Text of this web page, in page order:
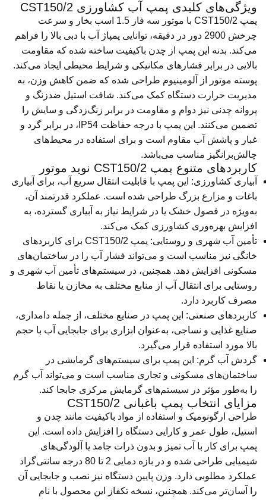
ویژگی‌های کلیدی پمپ آب کشاورزی CST150/2
پمپ CST150/2 با موتور سه فاز 1.5 اسب بخار و سرعت
چرخش 2900 دور در دقیقه، توانایی پمپاژ آب با دبی بالا را فراهم
می‌کند. بدنه این پمپ از چدن باکیفیت ساخته شده که مقاومت
بالایی در برابر فشارهای مکانیکی و شرایط محیطی ایجاد می‌کند.
پوسته موتور از آلومینیوم طراحی شده که ضمن کاهش وزن، به
مدیریت حرارت دستگاه کمک می‌کند. شافت استیل ضدزنگ و
پروانه چدنی نیز دوام و مقاومت در برابر زنگ‌زدگی و سایش را
تضمین می‌کنند. این پمپ با درجه حفاظت IP54، در برابر گرد و
غبار و پاشش آب مقاوم است و برای استفاده در محیط‌های
چالش‌برانگیز مناسب می‌باشد.
کاربردهای متنوع پمپ CST150/2 نوید موتور
آبیاری کشاورزی: این پمپ با قابلیت انتقال سریع آب، برای آبیاری
باغات و مزارع بزرگ طراحی شده است. عملکرد قدرتمند آن،
به‌ویژه در فصول خشک یا در شرایط نیاز به آبیاری گسترده، به
افزایش بهره‌وری کشاورزی کمک می‌کند.
تأمین آب شهری و روستایی: پمپ CST150/2 برای کاربردهای
خانگی نیز مناسب است و می‌تواند فشار آب را در ساختمان‌های
مسکونی افزایش دهد. همچنین، در سیستم‌های تأمین آب شهری و
روستایی برای انتقال آب از منابع مختلف به مخازن یا نقاط
مصرف کاربرد دارد.
کاربردهای صنعتی: این پمپ در صنایع مختلف، از جمله دامداری،
صنایع غذایی و نساجی، به‌عنوان ابزاری برای جابجایی آب با حجم
بالا مورد استفاده قرار می‌گیرد.
گردش آب گرم: این پمپ برای سیستم‌های گرمایشی در
ساختمان‌های مسکونی و تجاری مناسب است و می‌تواند آب گرم
را به‌طور مؤثر در سیستم‌های گرمایش مرکزی جابجا کند.
مزایای انتخاب پمپ باغبانی CST150/2
طراحی ارگونومیک و استفاده از مواد باکیفیت مانند چدن و
استیل، طول عمر و کارایی دستگاه را افزایش داده است. این
پمپ برای کار با آب تمیز و بدون ذرات جامد یا آلودگی‌های
شیمیایی طراحی شده و در بازه دمایی 2 تا 80 درجه سانتی‌گراد
عملکرد مطلوبی دارد. وزن پایین دستگاه نیز نصب و جابجایی آن
را آسان‌تر می‌کند. همچنین، نسخه تکفاز این محصول با نام